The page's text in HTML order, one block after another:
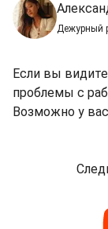
Дежурный
Если вы
проблемы с
Возможно у